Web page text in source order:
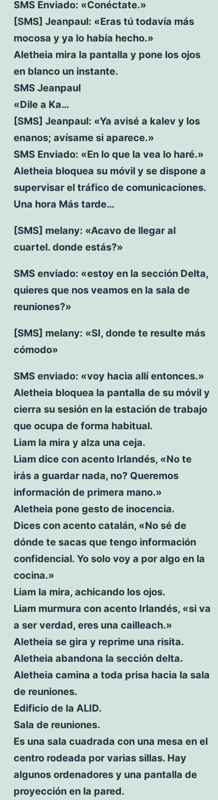
SMS Enviado: «Conéctate.»
[SMS] Jeanpaul: «Eras tú todavía más
mocosa y ya lo había hecho.»
Aletheia mira la pantalla y pone los ojos
en blanco un instante.
SMS Jeanpaul
«Dile a Ka…
[SMS] Jeanpaul: «Ya avisé a kalev y los
enanos; avísame si aparece.»
SMS Enviado: «En lo que la vea lo haré.»
Aletheia bloquea su móvil y se dispone a
supervisar el tráfico de comunicaciones.
Una hora Más tarde…
[SMS] melany: «Acavo de llegar al
cuartel. donde estás?»
SMS enviado: «estoy en la sección Delta,
quieres que nos veamos en la sala de
reuniones?»
[SMS] melany: «SI, donde te resulte más
cómodo»
SMS enviado: «voy hacia allí entonces.»
Aletheia bloquea la pantalla de su móvil y
cierra su sesión en la estación de trabajo
que ocupa de forma habitual.
Liam la mira y alza una ceja.
Liam dice con acento Irlandés, «No te
irás a guardar nada, no? Queremos
información de primera mano.»
Aletheia pone gesto de inocencia.
Dices con acento catalán, «No sé de
dónde te sacas que tengo información
confidencial. Yo solo voy a por algo en la
cocina.»
Liam la mira, achicando los ojos.
Liam murmura con acento Irlandés, «si va
a ser verdad, eres una cailleach.»
Aletheia se gira y reprime una risita.
Aletheia abandona la sección delta.
Aletheia camina a toda prisa hacia la sala
de reuniones.
Edificio de la ALID.
Sala de reuniones.
Es una sala cuadrada con una mesa en el
centro rodeada por varias sillas. Hay
algunos ordenadores y una pantalla de
proyección en la pared.